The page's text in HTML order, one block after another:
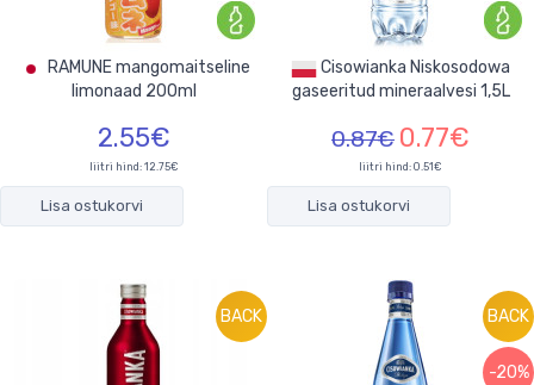
limonaad 200ml
2.55€
liitri hind: 12.75€
Lisa ostukorvi
gaseeritud mineraalvesi 1,5L
0.87€ 0.77€
liitri hind: 0.51€
Lisa ostukorvi
BACK BACK
-20%